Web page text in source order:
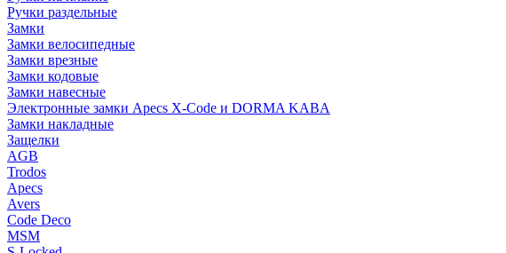
Ручки раздельные
Замки
Замки велосипедные
Замки врезные
Замки кодовые
Замки навесные
Электронные замки Apecs X-Code и DORMA KABA
Замки накладные
Защелки
AGB
Trodos
Apecs
Avers
Code Deco
MSM